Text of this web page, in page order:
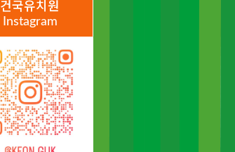
건국유치원
Instagram